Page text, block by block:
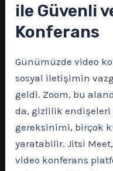
ile Güvenli
Konferans
Günümüzde video
sosyal iletişimin
geldi. Zoom, bu
da, gizlilik
gereksinimi, birçok
yaratabilir. Jitsi
video konferans